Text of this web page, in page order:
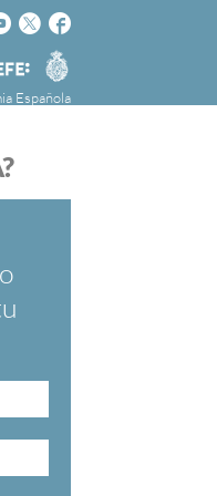
Facebook
Twitter
Agencia
EFE
Española
por
uso del
y en